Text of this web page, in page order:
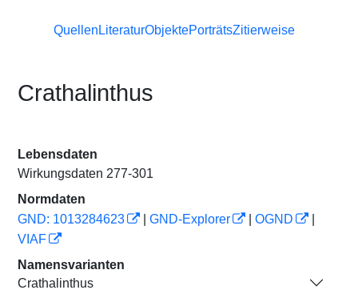
Quellen LiteraturObjektePorträtsZitierweise
Crathalinthus
Lebensdaten
Wirkungsdaten 277-301
Normdaten
GND: 1013284623
GND-Explorer OGND
VIAF
Namensvarianten
Crathalinthus